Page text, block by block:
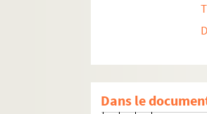
Dans le
4-AFF-